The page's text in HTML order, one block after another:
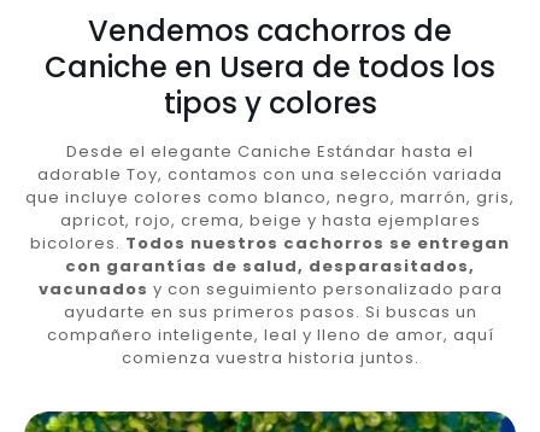
Vendemos cachorros de
Caniche en Usera de todos los
tipos y colores
Desde el elegante Caniche Estándar hasta el
adorable Toy, contamos con una selección variada
que incluye colores como blanco, negro, marrón, gris,
apricot, rojo, crema, beige y hasta ejemplares
bicolores. Todos nuestros cachorros se entregan
con garantías de salud, desparasitados,
vacunados y con seguimiento personalizado para
ayudarte en sus primeros pasos. Si buscas un
compañero inteligente, leal y lleno de amor, aquí
comienza vuestra historia juntos.